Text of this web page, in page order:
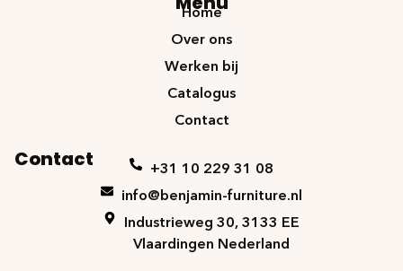
Home
Over ons
Werken bij
Catalogus
Contact
Contact
+31 10 229 31 08
info@benjamin-furniture.nl
Industrieweg 30, 3133 EE
Vlaardingen Nederland